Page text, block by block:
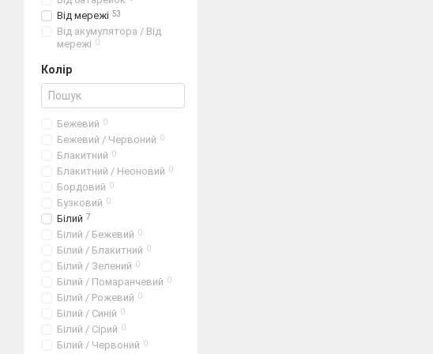
Від мережі 53
Від акумулятора / Від
мережі 0
Колір
Бежевий 0
Бежевий / Червоний 0
Блакитний 0
Блакитний / Неоновий 0
Бордовий 0
Бузковий 0
Білий 7
Білий / Бежевий 0
Білий / Блакитний 0
Білий / Зелений 0
Білий / Помаранчевий 0
Білий / Рожевий 0
Білий / Синій 0
Білий / Сірий 0
Білий / Червоний 0